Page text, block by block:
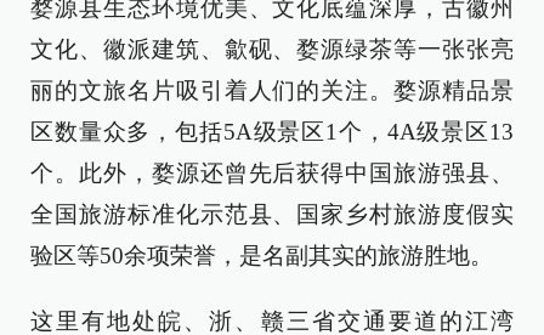
婺源县生态环境优美、文化底蕴深厚，古徽州
文化、徽派建筑、歙砚、婺源绿茶等一张张亮
丽的文旅名片吸引着人们的关注。婺源精品景
区数量众多，包括5A级景区1个，4A级景区13
个。此外，婺源还曾先后获得中国旅游强县、
全国旅游标准化示范县、国家乡村旅游度假实
验区等50余项荣誉，是名副其实的旅游胜地。
这里有地处皖、浙、赣三省交通要道的江湾